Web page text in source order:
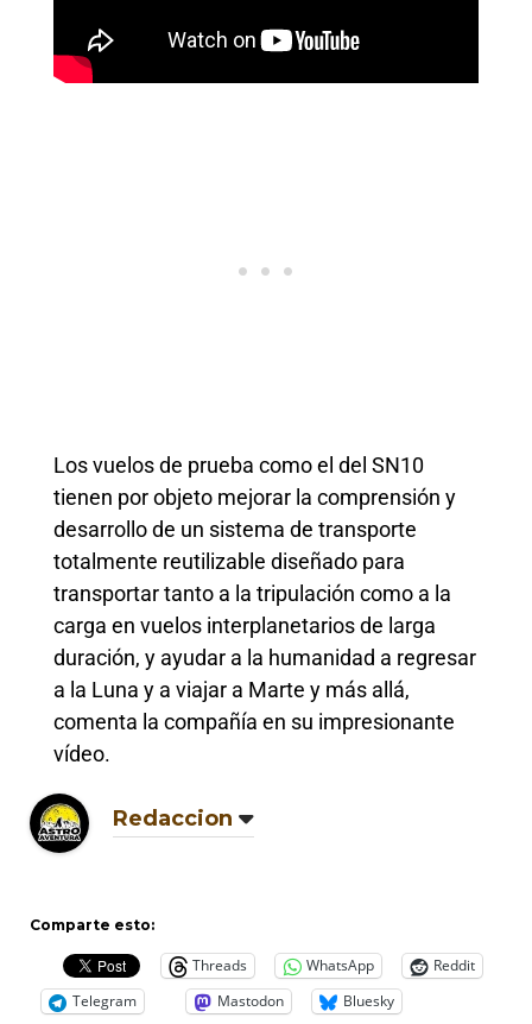
Los vuelos de prueba como el del SN10
tienen por objeto mejorar la comprensión y
desarrollo de un sistema de transporte
totalmente reutilizable diseñado para
transportar tanto a la tripulación como a la
carga en vuelos interplanetarios de larga
duración, y ayudar a la humanidad a regresar
a la Luna y a viajar a Marte y más allá,
comenta la compañía en su impresionante
vídeo.
Redaccion
Comparte esto:
Threads WhatsApp
Reddit
Telegram
Mastodon Bluesky